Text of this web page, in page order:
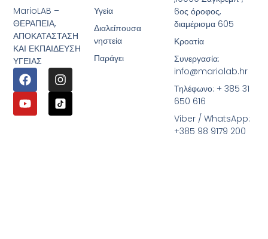
MarioLAB –
ΘΕΡΑΠΕΙΑ,
ΑΠΟΚΑΤΑΣΤΑΣΗ
ΚΑΙ ΕΚΠΑΙΔΕΥΣΗ
ΥΓΕΙΑΣ
Υγεία
Διαλείπουσα
νηστεία
Παράγει
6ος όροφος,
διαμέρισμα 605
Κροατία
Συνεργασία:
info@mariolab.hr
Τηλέφωνο: + 385 31
650 616
Viber / WhatsApp:
+385 98 9179 200